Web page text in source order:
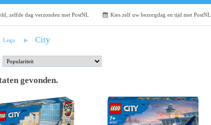
zelfde dag verzonden met PostNL Kies zelf uw bezorgdag en tijd met PostNL
Lego City
gevonden.